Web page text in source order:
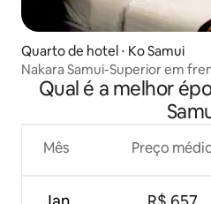
Quarto de hotel ⋅ Ko Samui
Nakara Samui-Superior em
Qual é a melhor
Mês Preço